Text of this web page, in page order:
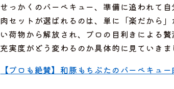
せっかくのバーベキュー、準備に追われて
肉セットが選ばれるのは、単に「楽だから
い荷物から解放され、プロの目利きによる
充実度がどう変わるのか具体的に見ていきま
【プロも絶賛】和豚もちぶたのバーベキュ